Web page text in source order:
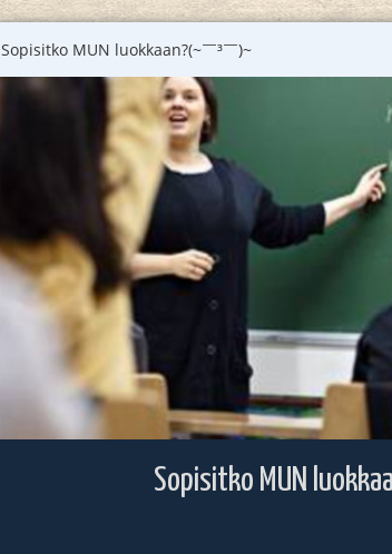
Sopisitko MUN luokkaan?(⁠~⁠￣⁠³⁠￣⁠)⁠~
Sopisitko MUN